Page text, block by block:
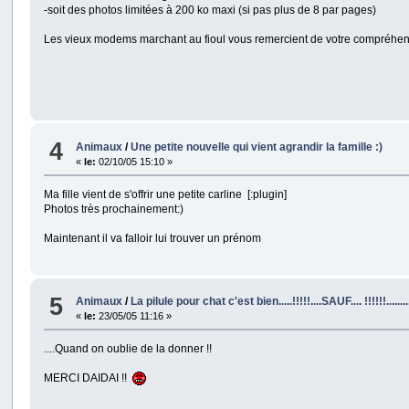
-soit des photos limitées à 200 ko maxi (si pas plus de 8 par pages)
Les vieux modems marchant au fioul vous remercient de votre
4 Animaux/Une petite nouvelle qui vient agrandir la famille :)
« le: 02/10/05 15:10 »
Ma fille vient de s'offrir une petite carline [:plugin]
Photos très prochainement:)
Maintenant il va falloir lui trouver un prénom
5 Animaux/ La pilule pour chat c'est bien.....!!!!!....SAUF....
« le: 23/05/05 11:16 »
....Quand on oublie de la donner !!
MERCI DAIDAI !!